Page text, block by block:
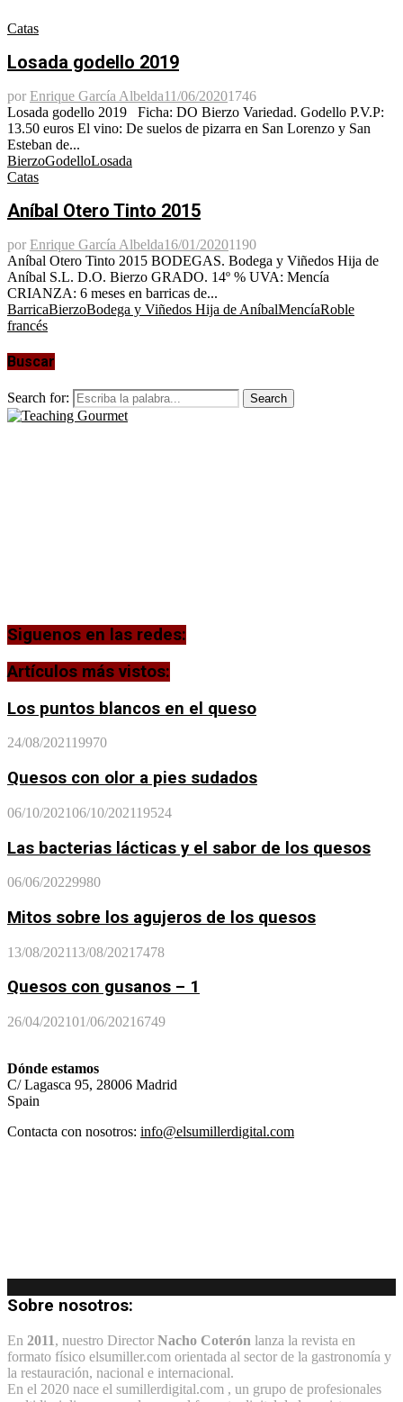
Catas
Losada godello 2019
por Enrique García Albelda11/06/20201746
Losada godello 2019 Ficha: DO Bierzo Variedad. Godello P.V.P:
13.50 euros El vino: De suelos de pizarra en San Lorenzo y San
Esteban de...
BierzoGodelloLosada
Catas
Aníbal Otero Tinto 2015
por Enrique García Albelda16/01/20201190
Aníbal Otero Tinto 2015 BODEGAS. Bodega y Viñedos Hija de
Aníbal S.L. D.O. Bierzo GRADO. 14º % UVA: Mencía
CRIANZA: 6 meses en barricas de...
BarricaBierzoBodega y Viñedos Hija de AníbalMencíaRoble
francés
Buscar
Search for: Search
Siguenos en las redes:
Artículos más vistos:
Los puntos blancos en el queso
24/08/202119970
Quesos con olor a pies sudados
06/10/202106/10/202119524
Las bacterias lácticas y el sabor de los quesos
06/06/20229980
Mitos sobre los agujeros de los quesos
13/08/202113/08/2021 7478
Quesos con gusanos – 1
26/04/202101/06/20216749
Dónde estamos
C/ Lagasca 95, 28006 Madrid
Spain
Contacta con nosotros: info@elsumillerdigital.com
Sobre nosotros:
En 2011, nuestro Director Nacho Coterón lanza la revista en
formato físico elsumiller.com orientada al sector de la gastronomía y
la restauración, nacional e internacional.
En el 2020 nace el sumillerdigital.com , un grupo de profesionales